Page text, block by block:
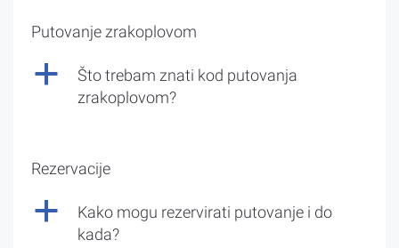
Putovanje zrakoplovom
a
Što trebam znati kod putovanja
zrakoplovom?
Rezervacije
a
Kako mogu rezervirati putovanje i do
kada?